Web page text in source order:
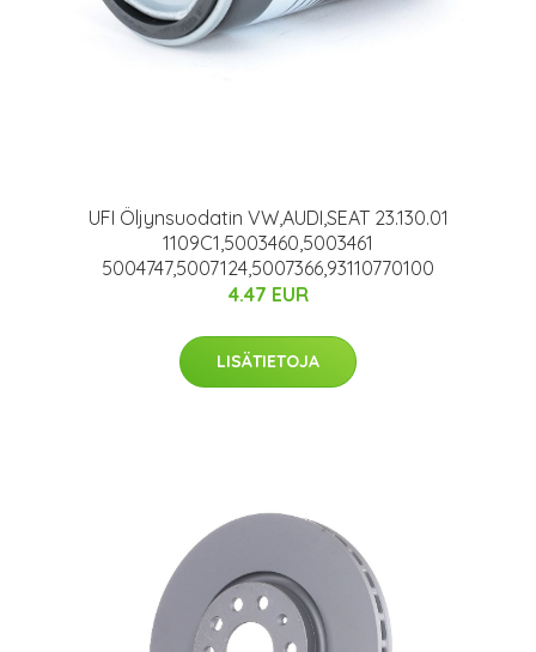
UFI Öljynsuodatin VW,AUDI,SEAT 23.130.01
1109C1,5003460,5003461
5004747,5007124,5007366,93110770100
4.47 EUR
LISÄTIETOJA